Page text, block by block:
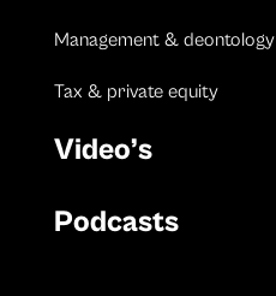
Management & deontology
Tax & private equity
Video’s
Podcasts